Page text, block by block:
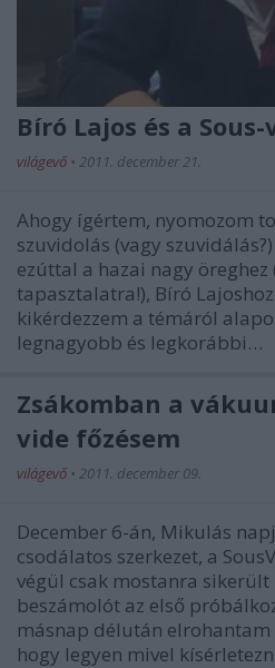
Bíró Lajos és a
világevő • 2011. december 21.
Ahogy ígértem, nyomozom
szuvidolás (vagy
ezúttal a hazai nagy
tapasztalatra!), Bíró
kikérdezzem a témáról
legnagyobb és legkorábbi…
Zsákomban a
vide főzésem
világevő • 2011. december 09.
December 6-án, Mikulás
csodálatos szerkezet, a
végül csak mostanra
beszámolót az első
másnap délután elrohantam
hogy legyen mivel